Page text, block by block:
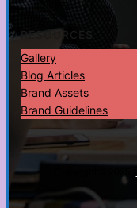
RESOURCES
Gallery
Blog Articles
Brand Assets
Brand Guidelines